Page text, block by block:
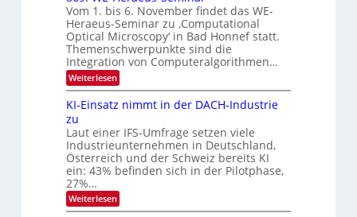
6
-
u
n
d
B
i
d
e
r
a
b
t
d
e
n
k
t
o
s
e
n
s
m
e
l
d
e
t
a
r
k
s
W
Vom 1. bis 6. November findet das WE-
Heraeus-Seminar zu ‚Computational
Optical Microscopy‘ in Bad Honnef statt.
Themenschwerpunkte sind die
Integration von Computeralgorithmen…
Weiterlesen:
8
9
W
E
-
H
e
r
a
e
KI-Einsatz nimmt in der DACH-Industrie
zu
Laut einer IFS-Umfrage setzen viele
Industrieunternehmen in Deutschland,
Österreich und der Schweiz bereits KI
ein: 43% befinden sich in der Pilotphase,
27%…
Weiterlesen:
K